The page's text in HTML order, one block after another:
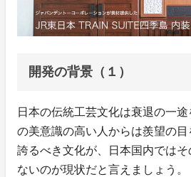
開発の背景（１）
日本の伝統工芸文化は衰退の一
の美意識の高い人からは羨望の
誇るべき文化が、日本国内では
ないのが現状だと言えましょう。